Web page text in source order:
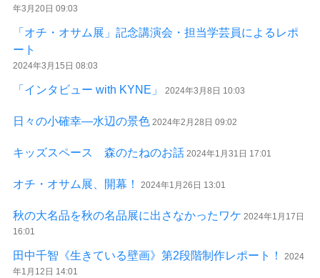
年3月20日 09:03
「オチ・オサム展」記念講演会・担当学芸員によるレポ
ート
2024年3月15日 08:03
「インタビュー with KYNE」 2024年3月8日 10:03
日々の小確幸―水辺の景色 2024年2月28日 09:02
キッズスペース 森のたねのお話 2024年1月31日 17:01
オチ・オサム展、開幕！ 2024年1月26日 13:01
秋の大名品を秋の名品展に出さなかったワケ 2024年1月17日
16:01
田中千智《生きている壁画》第2段階制作レポート！
2024
年1月12日 14:01